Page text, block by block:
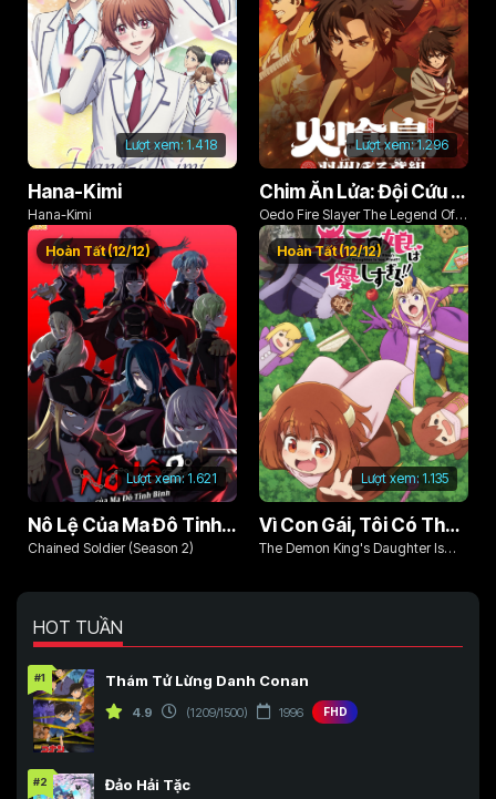
Lượt xem: 1.418
Hana-Kimi
Hana-Kimi
Lượt xem:1.296
Chim Ăn Lửa: Đội Cứu Hỏa Rách Rưới Vùng Ushu
Oedo Fire Slayer The Legend Of
Phoenix
Lượt xem: 1.621
Hoàn Tất (12/12)
Nô Lệ Của Ma Đô Tinh Binh (Phần 2)
Chained Soldier (Season 2)
Lượt xem: 1.135
Hoàn Tất (12/12)
Vì Con Gái, Tôi Có Thể Đánh Bại Cả Ma Vương
The Demon King's Daughter Is
HOT TUẦN
#1 Thám Tử Lừng Danh Conan
4.9 (1209/1500) 1996 FHD
#2 Đảo Hải Tặc